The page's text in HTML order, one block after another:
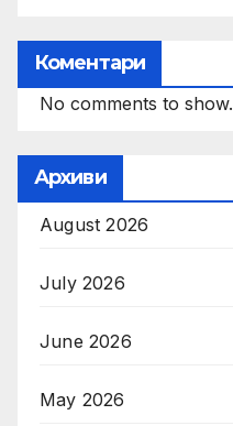
Коментари
No comments to show.
Архиви
August 2026
July 2026
June 2026
May 2026